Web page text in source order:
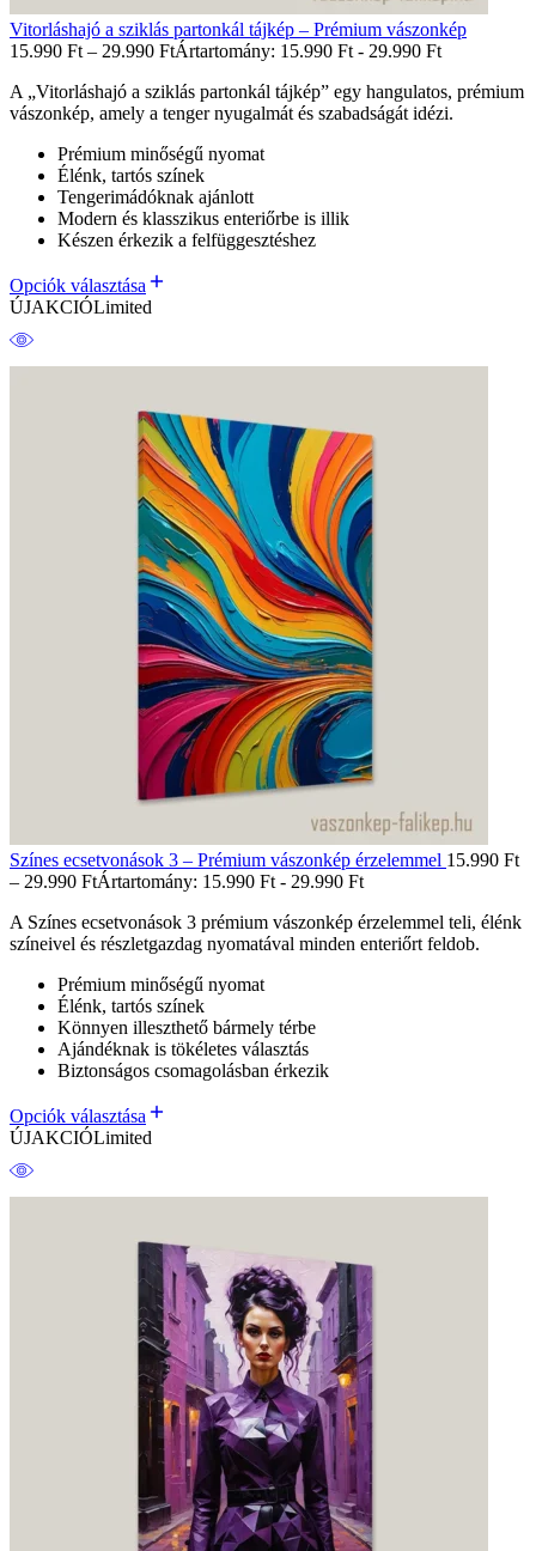
Vitorláshajó a sziklás partonkál tájkép – Prémium vászonkép
15.990 Ft – 29.990 FtÁrtartomány: 15.990 Ft - 29.990 Ft
A „Vitorláshajó a sziklás partonkál tájkép” egy hangulatos, prémium
vászonkép, amely a tenger nyugalmát és szabadságát idézi.
Prémium minőségű nyomat
Élénk, tartós színek
Tengerimádóknak ajánlott
Modern és klasszikus enteriőrbe is illik
Készen érkezik a felfüggesztéshez
Opciók választása
ÚJAKCIÓLimited
Színes ecsetvonások 3 – Prémium vászonkép érzelemmel 15.990 Ft
– 29.990 FtÁrtartomány: 15.990 Ft - 29.990 Ft
A Színes ecsetvonások 3 prémium vászonkép érzelemmel teli, élénk
színeivel és részletgazdag nyomatával minden enteriőrt feldob.
Prémium minőségű nyomat
Élénk, tartós színek
Könnyen illeszthető bármely térbe
Ajándéknak is tökéletes választás
Biztonságos csomagolásban érkezik
Opciók választása
ÚJAKCIÓLimited